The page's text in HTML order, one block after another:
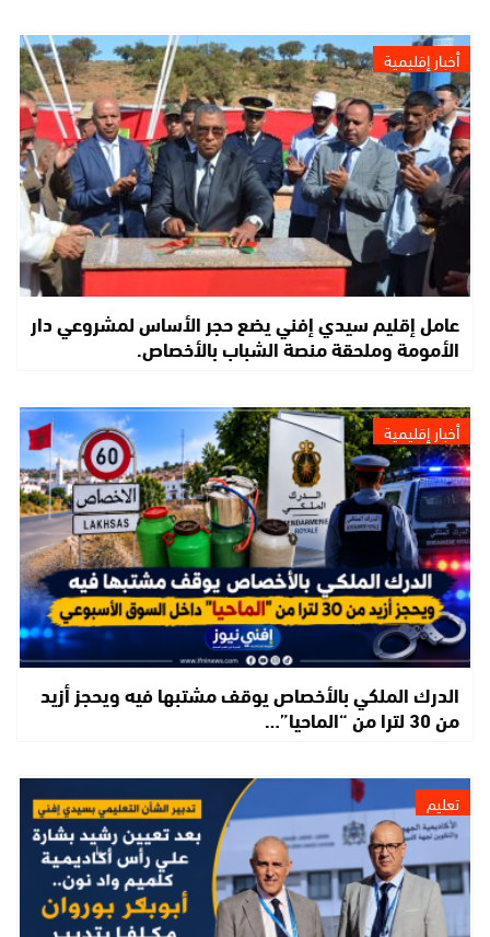
أخبار إقليمية
عامل إقليم سيدي إفني يضع حجر الأساس لمشروعي دار
الأمومة وملحقة منصة الشباب بالأخصاص.
أخبار إقليمية
الدرك الملكي بالأخصاص يوقف مشتبها فيه ويحجز أزيد
من 30 لترا من “الماحيا”…
تعليم